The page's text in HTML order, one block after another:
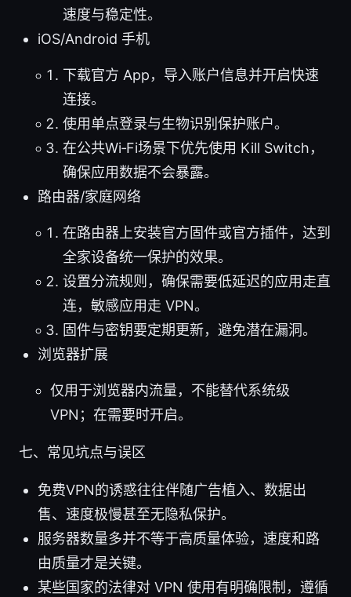
速度与稳定性。
iOS/Android 手机
下载官方 App，导入账户信息并开启快速
连接。
使用单点登录与生物识别保护账户。
在公共Wi‑Fi场景下优先使用 Kill Switch，
确保应用数据不会暴露。
路由器/家庭网络
在路由器上安装官方固件或官方插件，达到
全家设备统一保护的效果。
设置分流规则，确保需要低延迟的应用走直
连，敏感应用走 VPN。
固件与密钥要定期更新，避免潜在漏洞。
浏览器扩展
仅用于浏览器内流量，不能替代系统级
VPN；在需要时开启。
七、常见坑点与误区
免费VPN的诱惑往往伴随广告植入、数据出
售、速度极慢甚至无隐私保护。
服务器数量多并不等于高质量体验，速度和路
由质量才是关键。
某些国家的法律对 VPN 使用有明确限制，遵循